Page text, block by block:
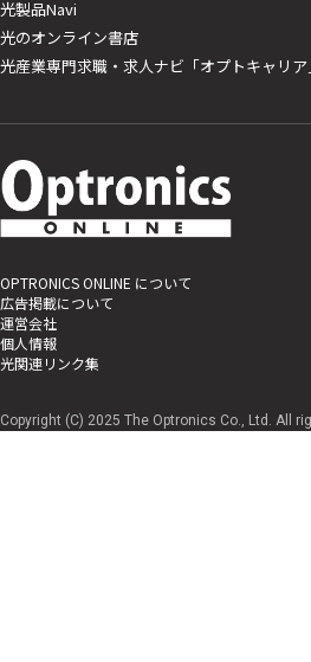
光製品Navi
光のオンライン書店
光産業専門求職・求人ナビ「オプトキャリア
OPTRONICS ONLINE について
広告掲載について
運営会社
個人情報
光関連リンク集
Copyright (C) 2025 The Optronics Co., Ltd. All